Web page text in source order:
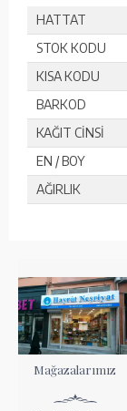
HATTAT
STOK KODU
KISA KODU
BARKOD
KAĞIT CİNSİ
EN / BOY
AĞIRLIK
Mağazalarımız